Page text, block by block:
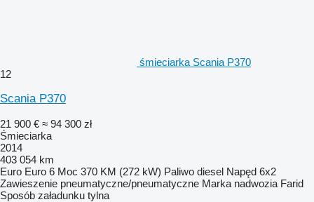
śmieciarka Scania P370
12
Scania P370
21 900 € ≈ 94 300 zł
Śmieciarka
2014
403 054 km
Euro Euro 6 Moc 370 KM (272 kW) Paliwo diesel Napęd 6x2
Zawieszenie pneumatyczne/pneumatyczne Marka nadwozia Farid
Sposób załadunku tylna